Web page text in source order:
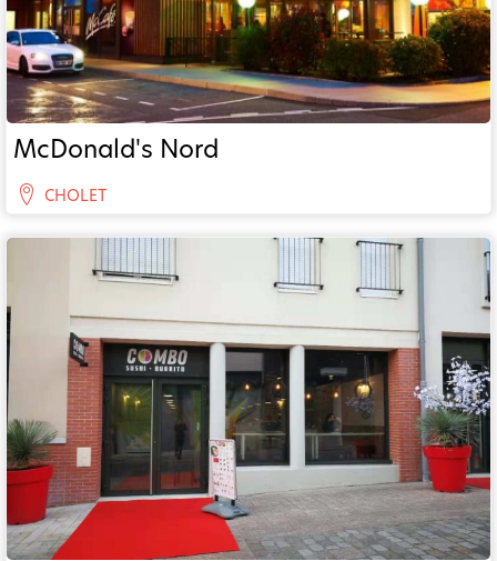
McDonald's Nord
CHOLET